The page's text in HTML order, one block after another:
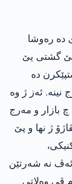
دە رەوشا
گشتی یێ
دە
ئەز ژ وە
بازار و مەرج
ژ نھا و پێ
نە شەرتێن
ڤی وەلاتی